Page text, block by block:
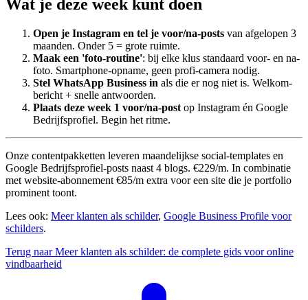
Wat je deze week kunt doen
Open je Instagram en tel je voor/na-posts van afgelopen 3
maanden. Onder 5 = grote ruimte.
Maak een 'foto-routine': bij elke klus standaard voor- en na-
foto. Smartphone-opname, geen profi-camera nodig.
Stel WhatsApp Business in als die er nog niet is. Welkom-
bericht + snelle antwoorden.
Plaats deze week 1 voor/na-post op Instagram én Google
Bedrijfsprofiel. Begin het ritme.
Onze contentpakketten leveren maandelijkse social-templates en
Google Bedrijfsprofiel-posts naast 4 blogs. €229/m. In combinatie
met website-abonnement €85/m extra voor een site die je portfolio
prominent toont.
Lees ook: Meer klanten als schilder, Google Business Profile voor
schilders.
Terug naar Meer klanten als schilder: de complete gids voor online
vindbaarheid